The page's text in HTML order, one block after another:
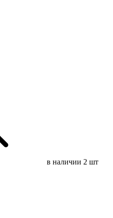
в наличии 2 шт